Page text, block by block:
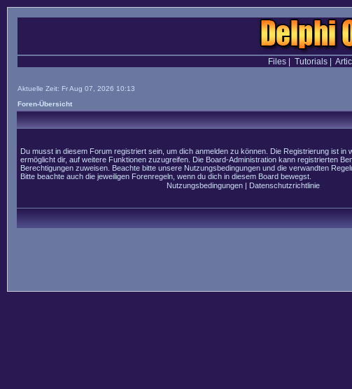
Files| Tutorials|
Aktuelle Zeit: Fr Aug 07, 2026 10:13
Foren-Übersicht
Du musst in diesem Forum registriert sein, um dich anmelden zu können. Die Registrierung ist in
ermöglicht dir, auf weitere Funktionen zuzugreifen. Die Board-Administration kann registrierten
Berechtigungen zuweisen. Beachte bitte unsere Nutzungsbedingungen und die verwandten
Bitte beachte auch die jeweiligen Forenregeln, wenn du dich in diesem Board bewegst.
Nutzungsbedingungen | Datenschutzrichtlinie